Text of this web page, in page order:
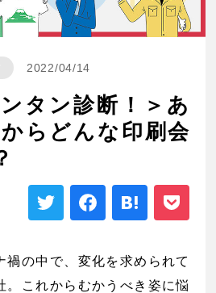
2022/04/14
タン診断！＞あ
らどんな印刷会
禍の中で、変化を求められて
。これからむかうべき姿に悩